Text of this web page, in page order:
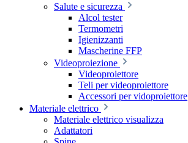
Salute e sicurezza
Alcol tester
Termometri
Igienizzanti
Mascherine FFP
Videoproiezione
Videoproiettore
Teli per videoproiettore
Accessori per vidoproiettore
Materiale elettrico
Materiale elettrico visualizza
Adattatori